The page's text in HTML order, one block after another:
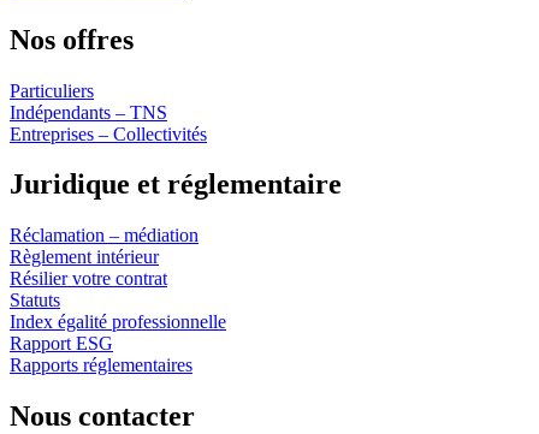
Nos offres
Particuliers
Indépendants – TNS
Entreprises – Collectivités
Juridique et réglementaire
Réclamation – médiation
Règlement intérieur
Résilier votre contrat
Statuts
Index égalité professionnelle
Rapport ESG
Rapports réglementaires
Nous contacter